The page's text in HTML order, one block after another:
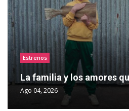
Estrenos
La familia y los amores
Ago 04, 2026